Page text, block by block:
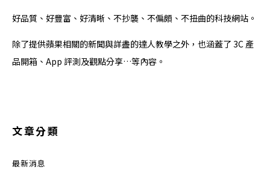
好品質、好豐富、好清晰、不抄襲、不偏頗、不扭曲的科技網站。
除了提供蘋果相關的新聞與詳盡的達人教學之外，也涵蓋了 3C 產
品開箱、App 評測及觀點分享…等內容。
文章分類
最新消息